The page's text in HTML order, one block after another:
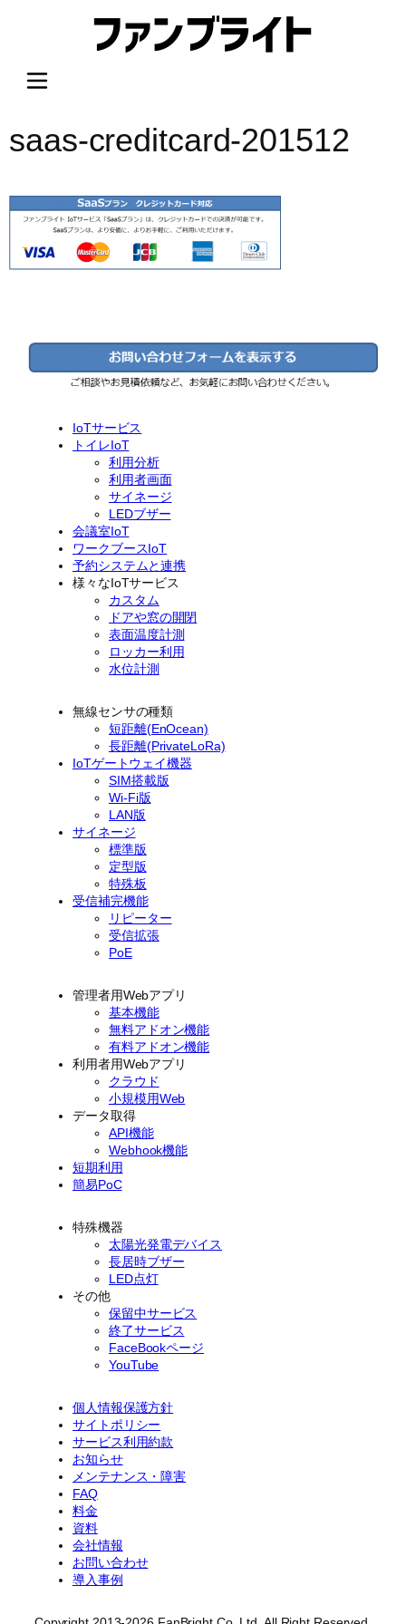
プ
saas-creditcard-201512
IoTサービス
トイレIoT
利用分析
利用者画面
サイネージ
LEDブザー
会議室IoT
ワークブースIoT
予約システムと連携
様々なIoTサービス
カスタム
ドアや窓の開閉
表面温度計測
ロッカー利用
水位計測
無線センサの種類
短距離(EnOcean)
長距離(PrivateLoRa)
IoTゲートウェイ機器
SIM搭載版
Wi-Fi版
LAN版
サイネージ
標準版
定型版
特殊板
受信補完機能
リピーター
受信拡張
PoE
管理者用Webアプリ
基本機能
無料アドオン機能
有料アドオン機能
利用者用Webアプリ
クラウド
小規模用Web
データ取得
API機能
Webhook機能
短期利用
簡易PoC
特殊機器
太陽光発電デバイス
長居時ブザー
LED点灯
その他
保留中サービス
終了サービス
FaceBookページ
YouTube
個人情報保護方針
サイトポリシー
サービス利用約款
お知らせ
メンテナンス・障害
FAQ
料金
資料
会社情報
お問い合わせ
導入事例